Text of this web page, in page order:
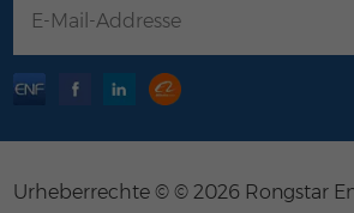
Urheberrechte © © 2026 Rongstar